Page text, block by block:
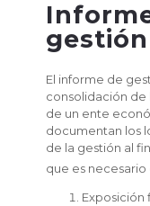
gestión
El informe de
consolidación de
de un ente
documentan los
de la gestión al
que es
Exposición